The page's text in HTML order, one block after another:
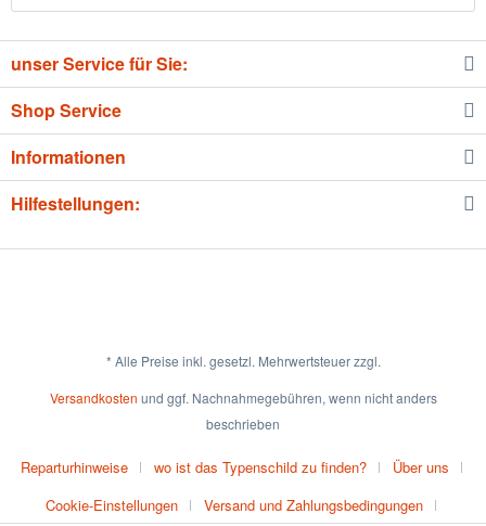
unser Service für Sie:
Shop Service
Informationen
Hilfestellungen:
* Alle Preise inkl. gesetzl. Mehrwertsteuer zzgl.
Versandkosten und ggf. Nachnahmegebühren, wenn nicht anders
beschrieben
Reparturhinweise wo ist das Typenschild zu finden?
Über uns
Cookie-Einstellungen
Versand und Zahlungsbedingungen